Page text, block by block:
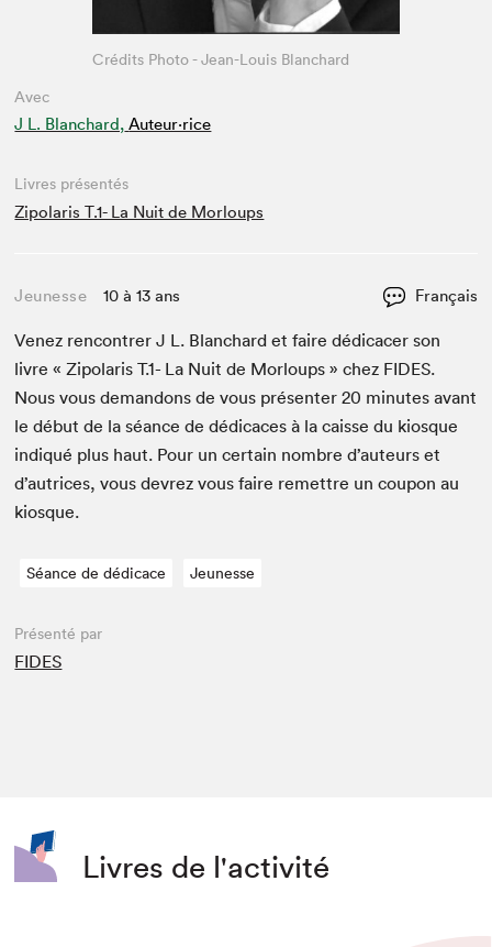
Avec
J L. Blanchard, Auteur·rice
Crédits Photo - Jean-Louis Blanchard
Livres présentés
Zipolaris T.1- La Nuit de Morloups
Jeunesse 10 à 13 ans Français
Venez ren­con­tr­er J L. Blan­chard et faire dédi­cac­er son
livre « Zipo­laris T.1- La Nuit de Mor­loups » chez FIDES.
Nous vous deman­dons de vous présen­ter20 min­utes avant
le début de la séance de dédi­caces à la caisse du kiosque
indiqué plus haut. Pour un cer­tain nom­bre d’auteurs et
d’autrices, vous devrez vous faire remet­tre un coupon au
kiosque.
Séance de dédicace Jeunesse
Présenté par
FIDES
Livres de l'activité